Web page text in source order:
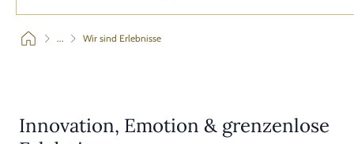
... Wir sind Erlebnisse
Innovation, Emotion & grenzenlose